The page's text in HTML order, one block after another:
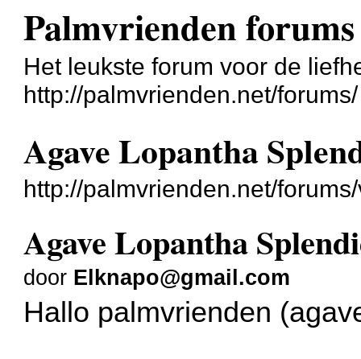
Palmvrienden forums
Het leukste forum voor de
http://palmvrienden.net/forums/
Agave Lopantha
http://palmvrienden.net/
Agave Lopantha
door Elknapo@gmail.com
Hallo palmvrienden